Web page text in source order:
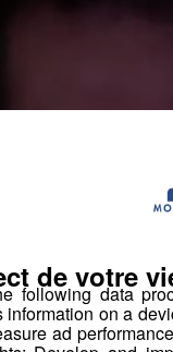
following data
information on a
ad
de votre